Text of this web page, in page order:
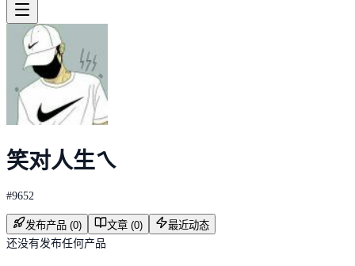
笑对人生ㄟ
#9652
发布产品 (0) 文章 (0)
最近动态
还没有发布任何产品